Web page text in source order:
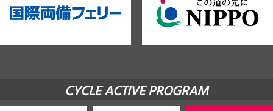
CYCLE ACTIVE PROGRAM